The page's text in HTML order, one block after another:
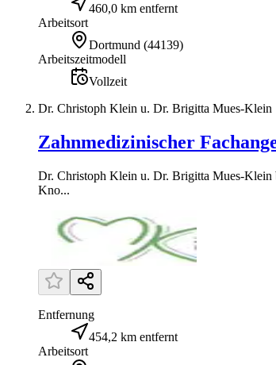
460,0 km entfernt
Arbeitsort
Dortmund (44139)
Arbeitszeitmodell
Vollzeit
Dr. Christoph Klein u. Dr. Brigitta Mues-Klein
Zahnmedizinischer
Dr. Christoph Klein u. Dr. Brigitta Mues-Klein
Kno...
Entfernung
454,2 km entfernt
Arbeitsort